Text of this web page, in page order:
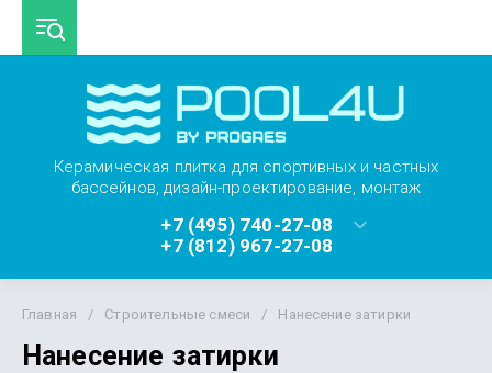
Керамическая плитка для спортивных и частных
бассейнов, дизайн-проектирование, монтаж
+7 (495) 740-27-08
+7 (812) 967-27-08
Главная / Строительные смеси / Нанесение затирки
Нанесение затирки